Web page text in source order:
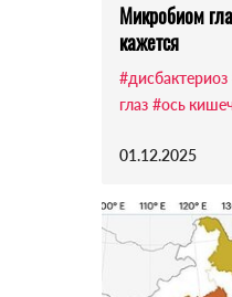
Микробиом
кажется
#дисбактериоз
глаз #ось
01.12.2025